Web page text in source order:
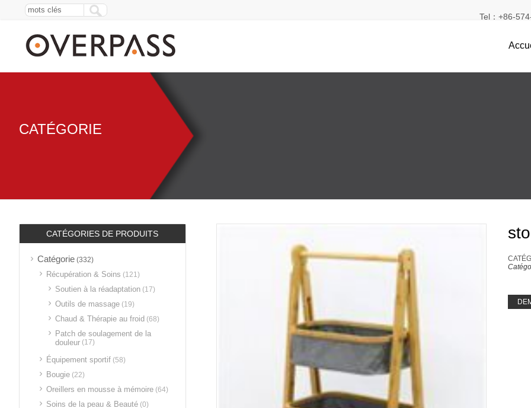
Tel：+86-
CATÉGORIE
CATÉGORIES DE PRODUITS
Catégorie (332)
Récupération & Soins (121)
Soutien à la réadaptation (17)
Outils de massage (19)
Chaud & Thérapie au froid (68)
Patch de soulagement de la
douleur (17)
Équipement sportif (58)
Bougie (22)
Oreillers en mousse à mémoire (64)
Soins de la peau & Beauté (0)